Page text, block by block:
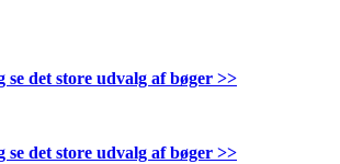
se det store udvalg af bøger >>
se det store udvalg af bøger >>